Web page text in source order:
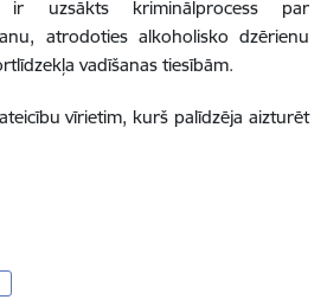
ir uzsākts kriminālprocess par
atrodoties alkoholisko dzērienu
vadīšanas tiesībām.
vīrietim, kurš palīdzēja aizturēt